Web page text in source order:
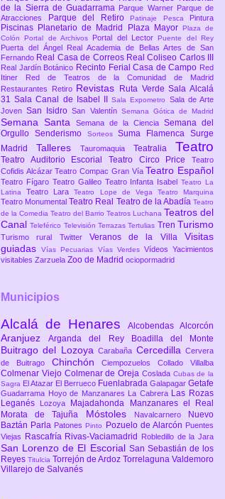
de la Sierra de Guadarrama Parque Warner Parque de
Atracciones
Parque del Retiro Patinaje Pesca Pintura
Piscinas Planetario de Madrid Plaza Mayor
Plaza de
Colón Portal de Archivos Portal del LectorPuente del Rey
Puerta del Ángel
Real Academia de Bellas Artes de San
Fernando Real Casa de Correos Real Coliseo Carlos III
Real Jardín Botánico Recinto Ferial Casa de Campo Red
Itiner
Red de Teatros de la Comunidad de Madrid
Restaurantes
Retiro Revistas Ruta VerdeSala Alcalá
31Sala Canal de Isabel IISala Expometro Sala de Arte
JovenSan IsidroSan Valentín Semana Gótica de Madrid
Semana Santa Semana de la Ciencia Semana del
Orgullo Senderismo SorteosSuma FlamencaSurge
Madrid Talleres Tauromaquia Teatralia Teatro
Teatro Auditorio Escorial Teatro Circo Price Teatro
Cofidis AlcázarTeatro Compac Gran Vía Teatro Español
Teatro Fígaro Teatro Galileo Teatro Infanta IsabelTeatro La
Latina Teatro LaraTeatro Lope de Vega Teatro Marquina
Teatro Monumental Teatro Real Teatro de la Abadía Teatro
de la Comedia Teatro del Barrio Teatros Luchana Teatros del
CanalTeleférico TelevisiónTerrazasTertulias Tren Turismo
Turismo rural Twitter Veranos de la VillaVisitas
guiadasVías Pecuarias Vías Verdes VídeosYacimientos
visitables Zarzuela Zoo de Madrid ociopormadrid
Municipios
Alcalá de Henares Alcobendas Alcorcón
AranjuezArganda del Rey Boadilla del Monte
Buitrago del LozoyaCarabaña CercedillaCervera
de Buitrago ChinchónCiempozuelosCollado Villalba
Colmenar Viejo Colmenar de Oreja Coslada Cubas de la
Sagra El Atazar El Berrueco Fuenlabrada Galapagar Getafe
Guadarrama Hoyo de Manzanares La Cabrera Las Rozas
Leganés
Lozoya Majadahonda
Manzanares el Real
Morata de Tajuña Móstoles Navalcarnero
Nuevo
Baztán Parla PatonesPinto Pozuelo de Alarcón Puentes
Viejas
Rascafría Rivas-Vaciamadrid Robledillo de la Jara
San Lorenzo de El Escorial San Sebastián de los
Reyes Titulcia Torrejón de Ardoz Torrelaguna Valdemoro
Villarejo de Salvanés